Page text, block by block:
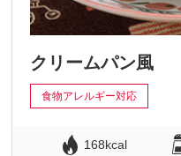
クリームパン風
食物アレルギー対応
168kcal